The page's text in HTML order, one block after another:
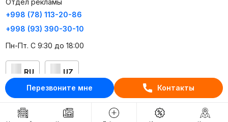
Перезвоните мне Контакты
Отдел рекламы
+998 (78) 113-20-86
+998 (93) 390-30-10
Пн-Пт. С 9:30 до 18:00
RU UZ
Контакты
О проекте